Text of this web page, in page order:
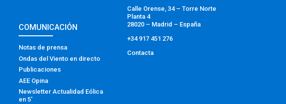
COMUNICACIÓN
Notas de prensa
Ondas del Viento en directo
Publicaciones
AEE Opina
Newsletter Actualidad Eólica
en 5′
Calle Orense, 34 – Torre Norte
Planta 4
28020 – Madrid – España
+34 917 451 276
Contacta